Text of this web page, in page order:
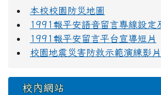
本校校園防災地圖
1991報平安語音留言專線設定
1991報平安留言平台宣導短片
校園地震災害防救示範演練影片
校內網站